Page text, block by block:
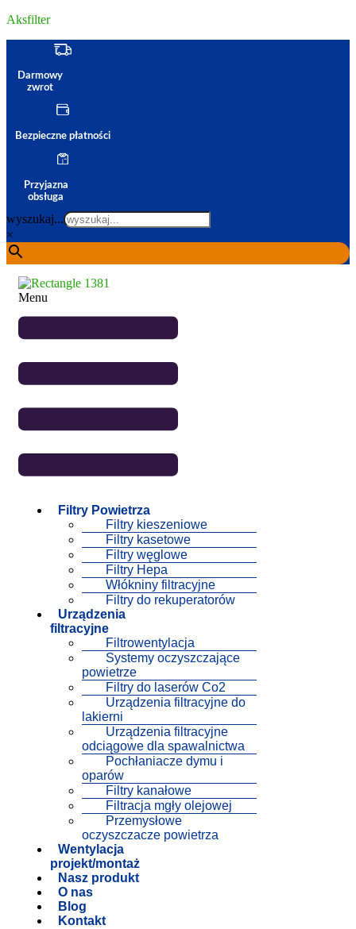
Aksfilter
Darmowy
zwrot
Bezpieczne płatności
Przyjazna
obsługa
wyszukaj...
×
Menu
Filtry Powietrza
Filtry kieszeniowe
Filtry kasetowe
Filtry węglowe
Filtry Hepa
Włókniny filtracyjne
Filtry do rekuperatorów
Urządzenia
filtracyjne
Filtrowentylacja
Systemy oczyszczające
powietrze
Filtry do laserów Co2
Urządzenia filtracyjne do
lakierni
Urządzenia filtracyjne
odciągowe dla spawalnictwa
Pochłaniacze dymu i
oparów
Filtry kanałowe
Filtracja mgły olejowej
Przemysłowe
oczyszczacze powietrza
Wentylacja
projekt/montaż
Nasz produkt
O nas
Blog
Kontakt